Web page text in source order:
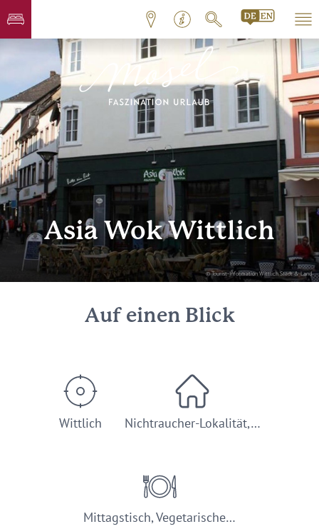
© Tourist-Information Wittlich Stadt & Land
Asia Wok Wittlich
Auf einen Blick
Wittlich Nichtraucher-Lokalität,…
Mittagstisch, Vegetarische…